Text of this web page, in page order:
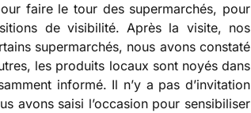
faire le tour des supermarchés, pour
de visibilité. Après la visite, nos
supermarchés, nous avons constaté
les produits locaux sont noyés dans
informé. Il n’y a pas d’invitation
avons saisi l’occasion pour sensibiliser